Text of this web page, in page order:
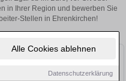
Alle Cookies ablehnen
Datenschutzerklärung
in Ihrer Region und bewerben Sie
Stellen in Ehrenkirchen!